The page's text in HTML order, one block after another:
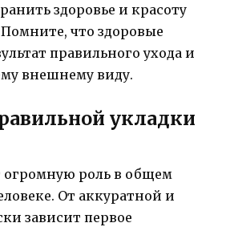
здоровье и красоту
что здоровые
правильного ухода и
внешнему виду.
укладки
огромную роль в общем
От аккуратной и
зависит первое